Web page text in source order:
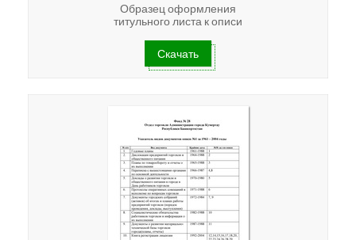
Образец оформления
титульного листа к описи
Скачать